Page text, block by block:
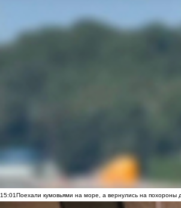
15:01Поехали кумовьями на море, а вернулись на похороны